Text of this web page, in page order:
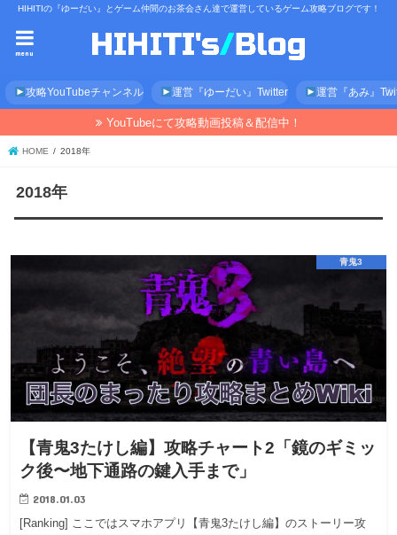
HIHITIの『ゆーだい』とゲーム仲間のお茶会さん達で運営しているゲーム攻略ブログです！
menu
攻略YouTubeチャンネル 運営『ゆーだい』Twitter 運営『あみ』
YouTubeにて攻略動画投稿＆配信中！
HOME 2018年
2018年
青鬼3
【青鬼3たけし編】攻略チャート2「鏡のギミッ
ク後〜地下通路の鍵入手まで」
2018.01.03
[Ranking] ここではスマホアプリ【青鬼3たけし編】のストーリー攻